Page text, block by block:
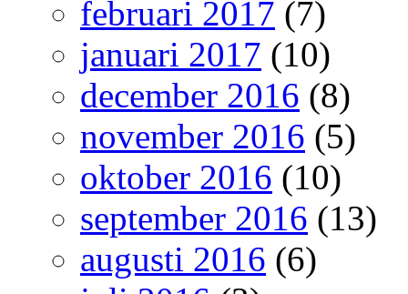
februari 2017 (7)
januari 2017 (10)
december 2016 (8)
november 2016 (5)
oktober 2016 (10)
september 2016 (13)
augusti 2016 (6)